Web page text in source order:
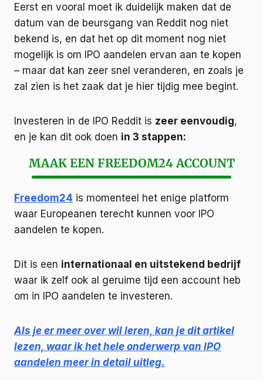
Eerst en vooral moet ik duidelijk maken dat de
datum van de beursgang van Reddit nog niet
bekend is, en dat het op dit moment nog niet
mogelijk is om IPO aandelen ervan aan te kopen
– maar dat kan zeer snel veranderen, en zoals je
zal zien is het zaak dat je hier tijdig mee begint.
Investeren in de IPO Reddit is zeer eenvoudig,
en je kan dit ook doen in 3 stappen:
MAAK EEN FREEDOM24 ACCOUNT
Freedom24 is momenteel het enige platform
waar Europeanen terecht kunnen voor IPO
aandelen te kopen.
Dit is een internationaal en uitstekend bedrijf
waar ik zelf ook al geruime tijd een account heb
om in IPO aandelen te investeren.
Als je er meer over wil leren, kan je dit artikel
lezen, waar ik het hele onderwerp van IPO
aandelen meer in detail uitleg.